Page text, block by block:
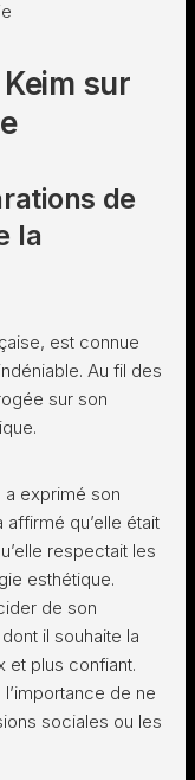
sur
de
la
est connue
Au fil des
sur son
a exprimé son
qu’elle était
respectait les
esthétique.
de son
il souhaite la
et plus confiant.
de ne
sociales ou les